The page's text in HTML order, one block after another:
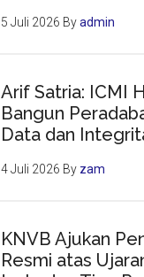
5 Juli 2026 Byadmin
Arif Satria: ICMI
Bangun
Data dan
4 Juli 2026 By zam
KNVB Ajukan
Resmi atas